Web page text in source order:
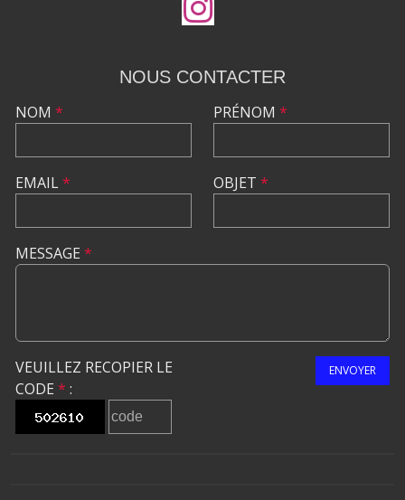
NOUS CONTACTER
NOM *
EMAIL*
PRÉNOM *
OBJET *
MESSAGE *
VEUILLEZ RECOPIER LE
CODE * :
ENVOYER